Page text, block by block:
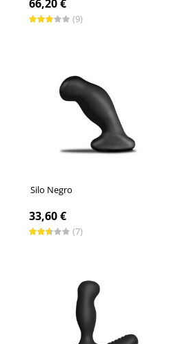
66,20 €
(9)
Silo Negro
33,60 €
(7)